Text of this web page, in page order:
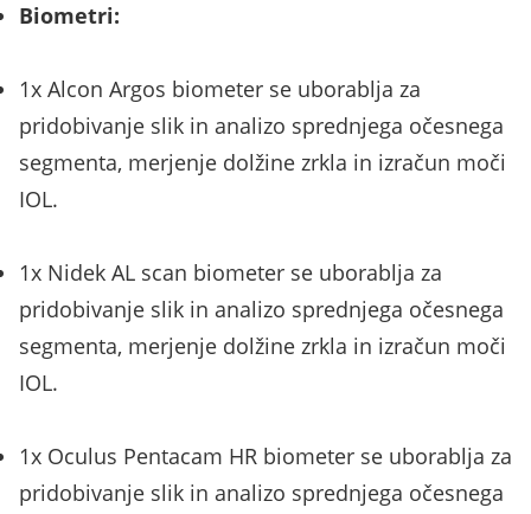
Biometri:
1x Alcon Argos biometer se uborablja za
pridobivanje slik in analizo sprednjega očesnega
segmenta, merjenje dolžine zrkla in izračun moči
IOL.
1x Nidek AL scan biometer se uborablja za
pridobivanje slik in analizo sprednjega očesnega
segmenta, merjenje dolžine zrkla in izračun moči
IOL.
1x Oculus Pentacam HR biometer se uborablja za
pridobivanje slik in analizo sprednjega očesnega